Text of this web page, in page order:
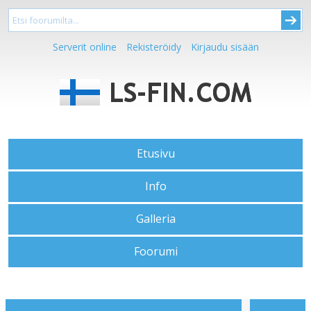
Serverit online Rekisteröidy Kirjaudu sisään
Etusivu
Info
Galleria
Foorumi